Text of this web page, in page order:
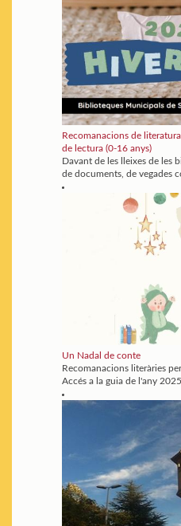
Recomanacions de
de lectura (0-16 anys)
Davant de les lleixes de les
de documents, de vegades
Un Nadal de conte
Recomanacions literàries
Accés a la guia de l'any